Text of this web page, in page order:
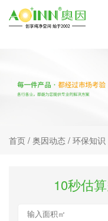
品牌中心
产品中心
首页 / 奥因动态 / 环保知识
10秒估